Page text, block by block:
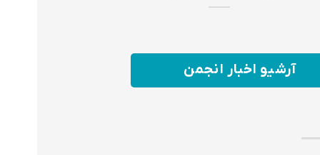
آرشیو اخبار انجمن